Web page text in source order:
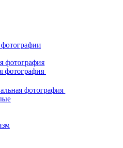
фотография
фотография
фотография